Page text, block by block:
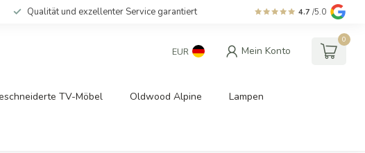
Qualität und exzellenter Service garantiert 4.7 /5.0
EUR Mein Konto
0
TV-Möbel Oldwood Alpine Lampen